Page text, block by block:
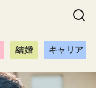
結婚 キャリア